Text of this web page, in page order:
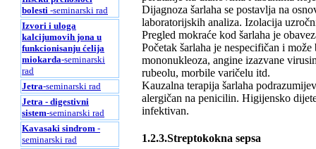
bolesti -seminarski rad
Izvori i uloga
kalcijumovih jona u
funkcionisanju ćelija
miokarda-seminarski
rad
Jetra-seminarski rad
Jetra - digestivni
sistem-seminarski rad
Kavasaki sindrom -
seminarski rad
Dijagnoza šarlaha se postavlja na
laboratorijskih analiza. Izolacija
Pregled mokraće kod šarlaha je
Početak šarlaha je nespecifičan i
mononukleoza, angine izazvane
rubeolu, morbile varičelu itd.
Kauzalna terapija šarlaha
alergičan na penicilin. Higijensko
infektivan.
1.2.3.Streptokokna sepsa